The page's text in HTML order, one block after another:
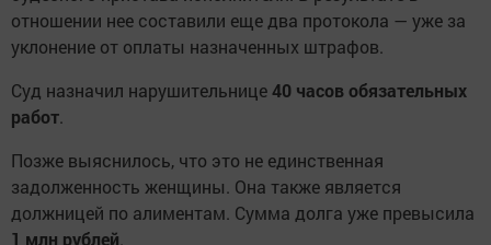
отношении нее составили еще два протокола — уже за
уклонение от оплаты назначенных штрафов.
Суд назначил нарушительнице40 часов обязательных
работ.
Позже выяснилось, что это не единственная
задолженность женщины. Она также является
должницей по алиментам. Сумма долга уже превысила
1 млн рублей.